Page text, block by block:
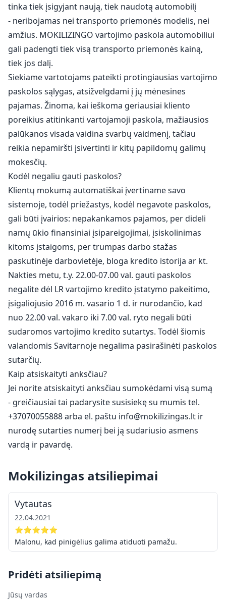
tinka tiek įsigyjant naują, tiek naudotą automobilį
- neribojamas nei transporto priemonės modelis, nei
amžius. MOKILIZINGO vartojimo paskola automobiliui
gali padengti tiek visą transporto priemonės kainą,
tiek jos dalį.
Siekiame vartotojams pateikti protingiausias vartojimo
paskolos sąlygas, atsižvelgdami į jų mėnesines
pajamas. Žinoma, kai ieškoma geriausiai kliento
poreikius atitinkanti vartojamoji paskola, mažiausios
palūkanos visada vaidina svarbų vaidmenį, tačiau
reikia nepamiršti įsivertinti ir kitų papildomų galimų
mokesčių.
Kodėl negaliu gauti paskolos?
Klientų mokumą automatiškai įvertiname savo
sistemoje, todėl priežastys, kodėl negavote paskolos,
gali būti įvairios: nepakankamos pajamos, per dideli
namų ūkio finansiniai įsipareigojimai, įsiskolinimas
kitoms įstaigoms, per trumpas darbo stažas
paskutinėje darbovietėje, bloga kredito istorija ar kt.
Nakties metu, t.y. 22.00-07.00 val. gauti paskolos
negalite dėl LR vartojimo kredito įstatymo pakeitimo,
įsigaliojusio 2016 m. vasario 1 d. ir nurodančio, kad
nuo 22.00 val. vakaro iki 7.00 val. ryto negali būti
sudaromos vartojimo kredito sutartys. Todėl šiomis
valandomis Savitarnoje negalima pasirašinėti paskolos
sutarčių.
Kaip atsiskaityti anksčiau?
Jei norite atsiskaityti anksčiau sumokėdami visą sumą
- greičiausiai tai padarysite susisiekę su mumis tel.
+37070055888 arba el. paštu info@mokilizingas.lt ir
nurodę sutarties numerį bei ją sudariusio asmens
vardą ir pavardę.
Mokilizingas atsiliepimai
Vytautas
22.04.2021
⭐⭐⭐⭐⭐
Malonu, kad pinigėlius galima atiduoti pamažu.
Pridėti atsiliepimą
Jūsų vardas